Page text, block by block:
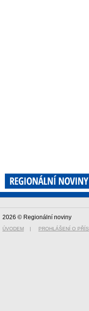
2026 © Regionální noviny
ÚVODEM | PROHLÁŠENÍ O